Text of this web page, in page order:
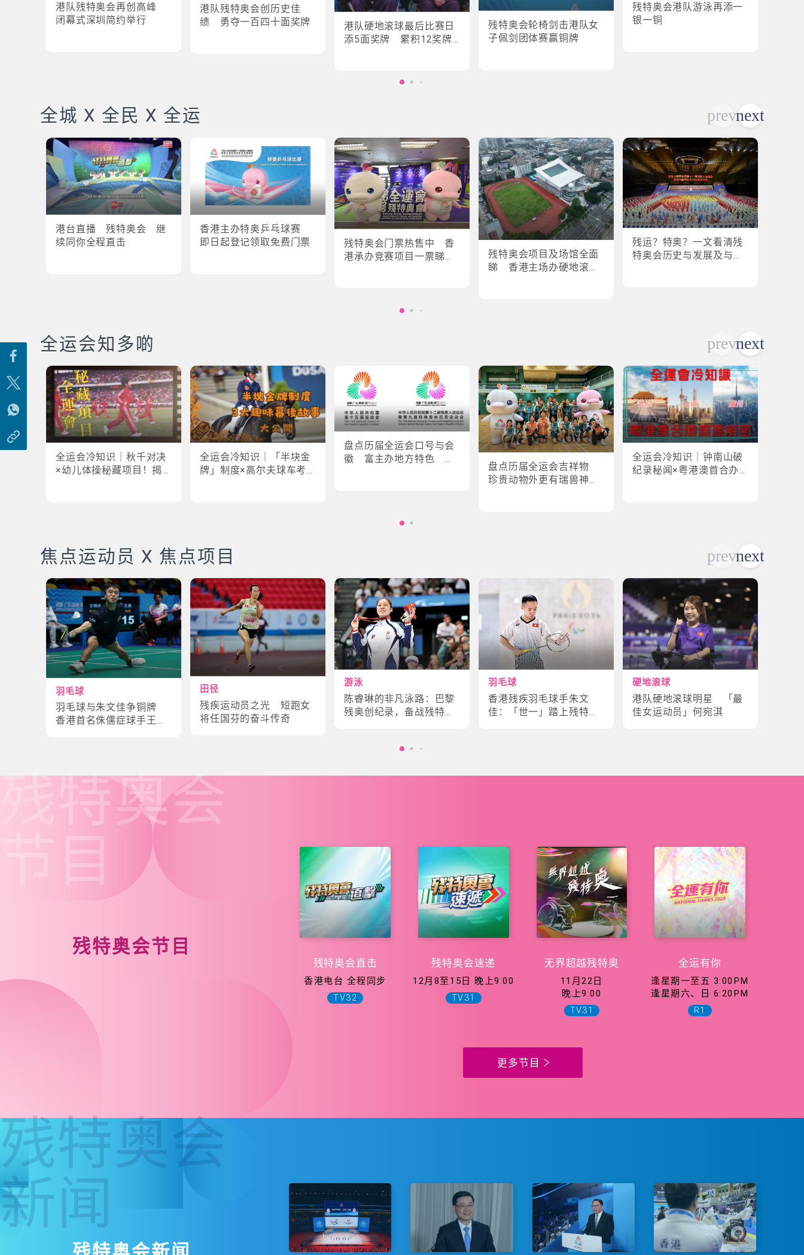
港队残特奥会再创高峰
闭幕式深圳简约举行
港队残特奥会创历史佳
绩 勇夺一百四十面奖牌
港队硬地滚球最后比赛日
添5面奖牌 累积12奖牌
残特奥会轮椅剑击港队女
子佩剑团体赛赢铜牌
残特奥会港队游泳再添一
银一铜
全城 X 全民 X 全运
港台直播 残特奥会 继
续同你全程直击
香港主办特奥乒乓球赛
即日起登记领取免费门票
残特奥会门票热售中 香
港承办竞赛项目一票睇所
残特奥会项目及场馆全面
睇 香港主场办硬地滚球
残运？特奥？一文看清残
特奥会历史与发展及与全
全运会知多啲
全运会冷知识｜秋千对决
×幼儿体操秘藏项目！揭
全运会冷知识｜「半块金
牌」制度×高尔夫球车考
盘点历届全运会口号与会
徽 富主办地方特色 数
盘点历届全运会吉祥物
珍贵动物外更有瑞兽神话
全运会冷知识｜钟南山破
纪录秘闻×粤港澳首合办
焦点运动员 X 焦点项目
羽毛球
羽毛球与朱文佳争铜牌
香港首名侏儒症球手王镇
田径
残疾运动员之光 短跑女
将任国芬的奋斗传奇
游泳
陈睿琳的非凡泳路：巴黎
残奥创纪录，备战残特奥
羽毛球
香港残疾羽毛球手朱文
佳：「世一」踏上残特奥
硬地滚球
港队硬地滚球明星 「最
佳女运动员」何宛淇
残特奥会节目
残特奥会
残特奥会直击
香港电台 全程同步
TV32
残特奥会速递
12月8至15日 晚上9:00
TV31
无界超越残特奥
11月22日
晚上9:00
TV31
全运有你
逢星期一至五 3:00PM
逢星期六、日 6:20PM
R1
更多节目
残特奥会
新闻